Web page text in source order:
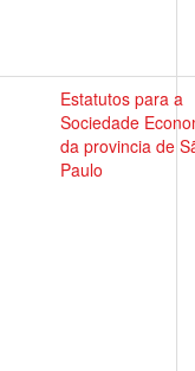
Estatutos para a
Sociedade
da provincia de
Paulo